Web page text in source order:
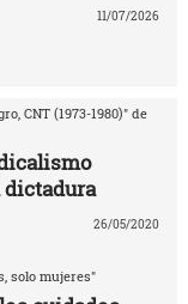
11/07/2026
CNT (1973-1980)" de
dictadura
26/05/2020
solo mujeres"